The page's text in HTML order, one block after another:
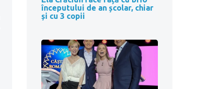
începutului de an școlar, chiar
și cu 3 copii